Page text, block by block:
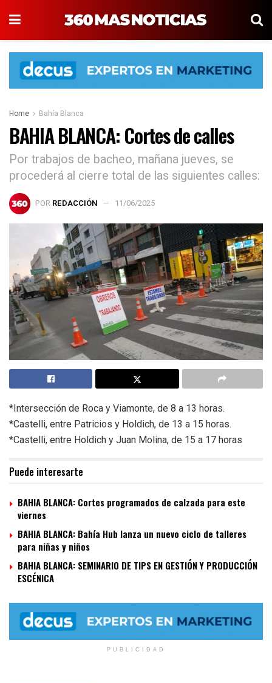
Home Bahía Blanca
BAHIA BLANCA: Cortes de calles
Por trabajos de bacheo, mañana jueves, se
procederá al cierre total de las siguientes calles:
POR REDACCIÓN 11/06/2025
*Intersección de Roca y Viamonte, de 8 a 13 horas.
*Castelli, entre Patricios y Holdich, de 13 a 15 horas.
*Castelli, entre Holdich y Juan Molina, de 15 a 17 horas
Puede interesarte
BAHIA BLANCA: Cortes programados de calzada para este
viernes
BAHIA BLANCA: Bahía Hub lanza un nuevo ciclo de talleres
para niñas y niños
BAHIA BLANCA: SEMINARIO DE TIPS EN GESTIÓN Y PRODUCCIÓN
ESCÉNICA
PUBLICIDAD